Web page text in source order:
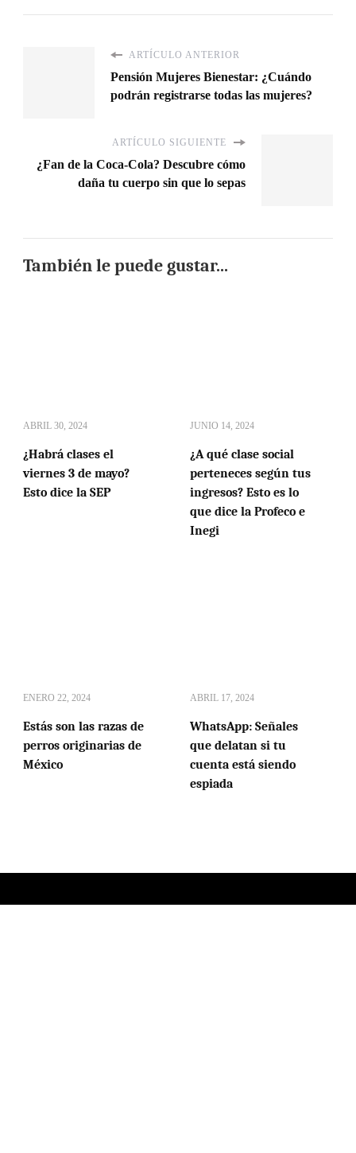
ARTÍCULO ANTERIOR
Pensión Mujeres Bienestar: ¿Cuándo
podrán registrarse todas las mujeres?
ARTÍCULO SIGUIENTE
¿Fan de la Coca-Cola? Descubre cómo
daña tu cuerpo sin que lo sepas
También le puede gustar...
ABRIL 30, 2024
¿Habrá clases el
viernes 3 de mayo?
Esto dice la SEP
JUNIO 14, 2024
¿A qué clase social
perteneces según tus
ingresos? Esto es lo
que dice la Profeco e
Inegi
ENERO 22, 2024
Estás son las razas de
perros originarias de
México
ABRIL 17, 2024
WhatsApp: Señales
que delatan si tu
cuenta está siendo
espiada